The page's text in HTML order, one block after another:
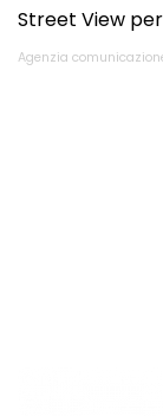
Street View
Agenzia